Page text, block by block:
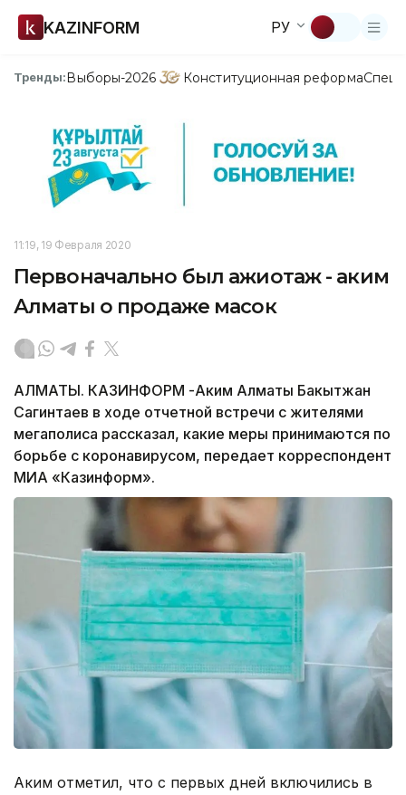
KAZINFORM РУ
Тренды:Выборы-2026 Конституционная реформа
11:19, 19 Февраля 2020
Первоначально был ажиотаж - аким
Алматы о продаже масок
АЛМАТЫ. КАЗИНФОРМ -Аким Алматы Бакытжан
Сагинтаев в ходе отчетной встречи с жителями
мегаполиса рассказал, какие меры принимаются по
борьбе с коронавирусом, передает корреспондент
МИА «Казинформ».
Аким отметил, что с первых дней включились в